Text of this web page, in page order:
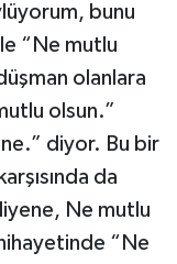
bunu
“Ne mutlu
olanlara
olsun.”
diyor. Bu bir
da
Ne mutlu
“Ne